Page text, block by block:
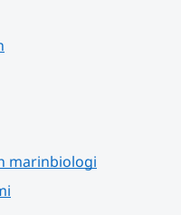
marinbiologi